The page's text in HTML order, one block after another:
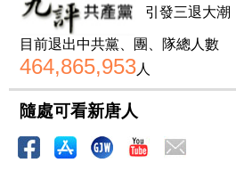
引發三退大潮
目前退出中共黨、團、隊總人數
464,865,953人
隨處可看新唐人